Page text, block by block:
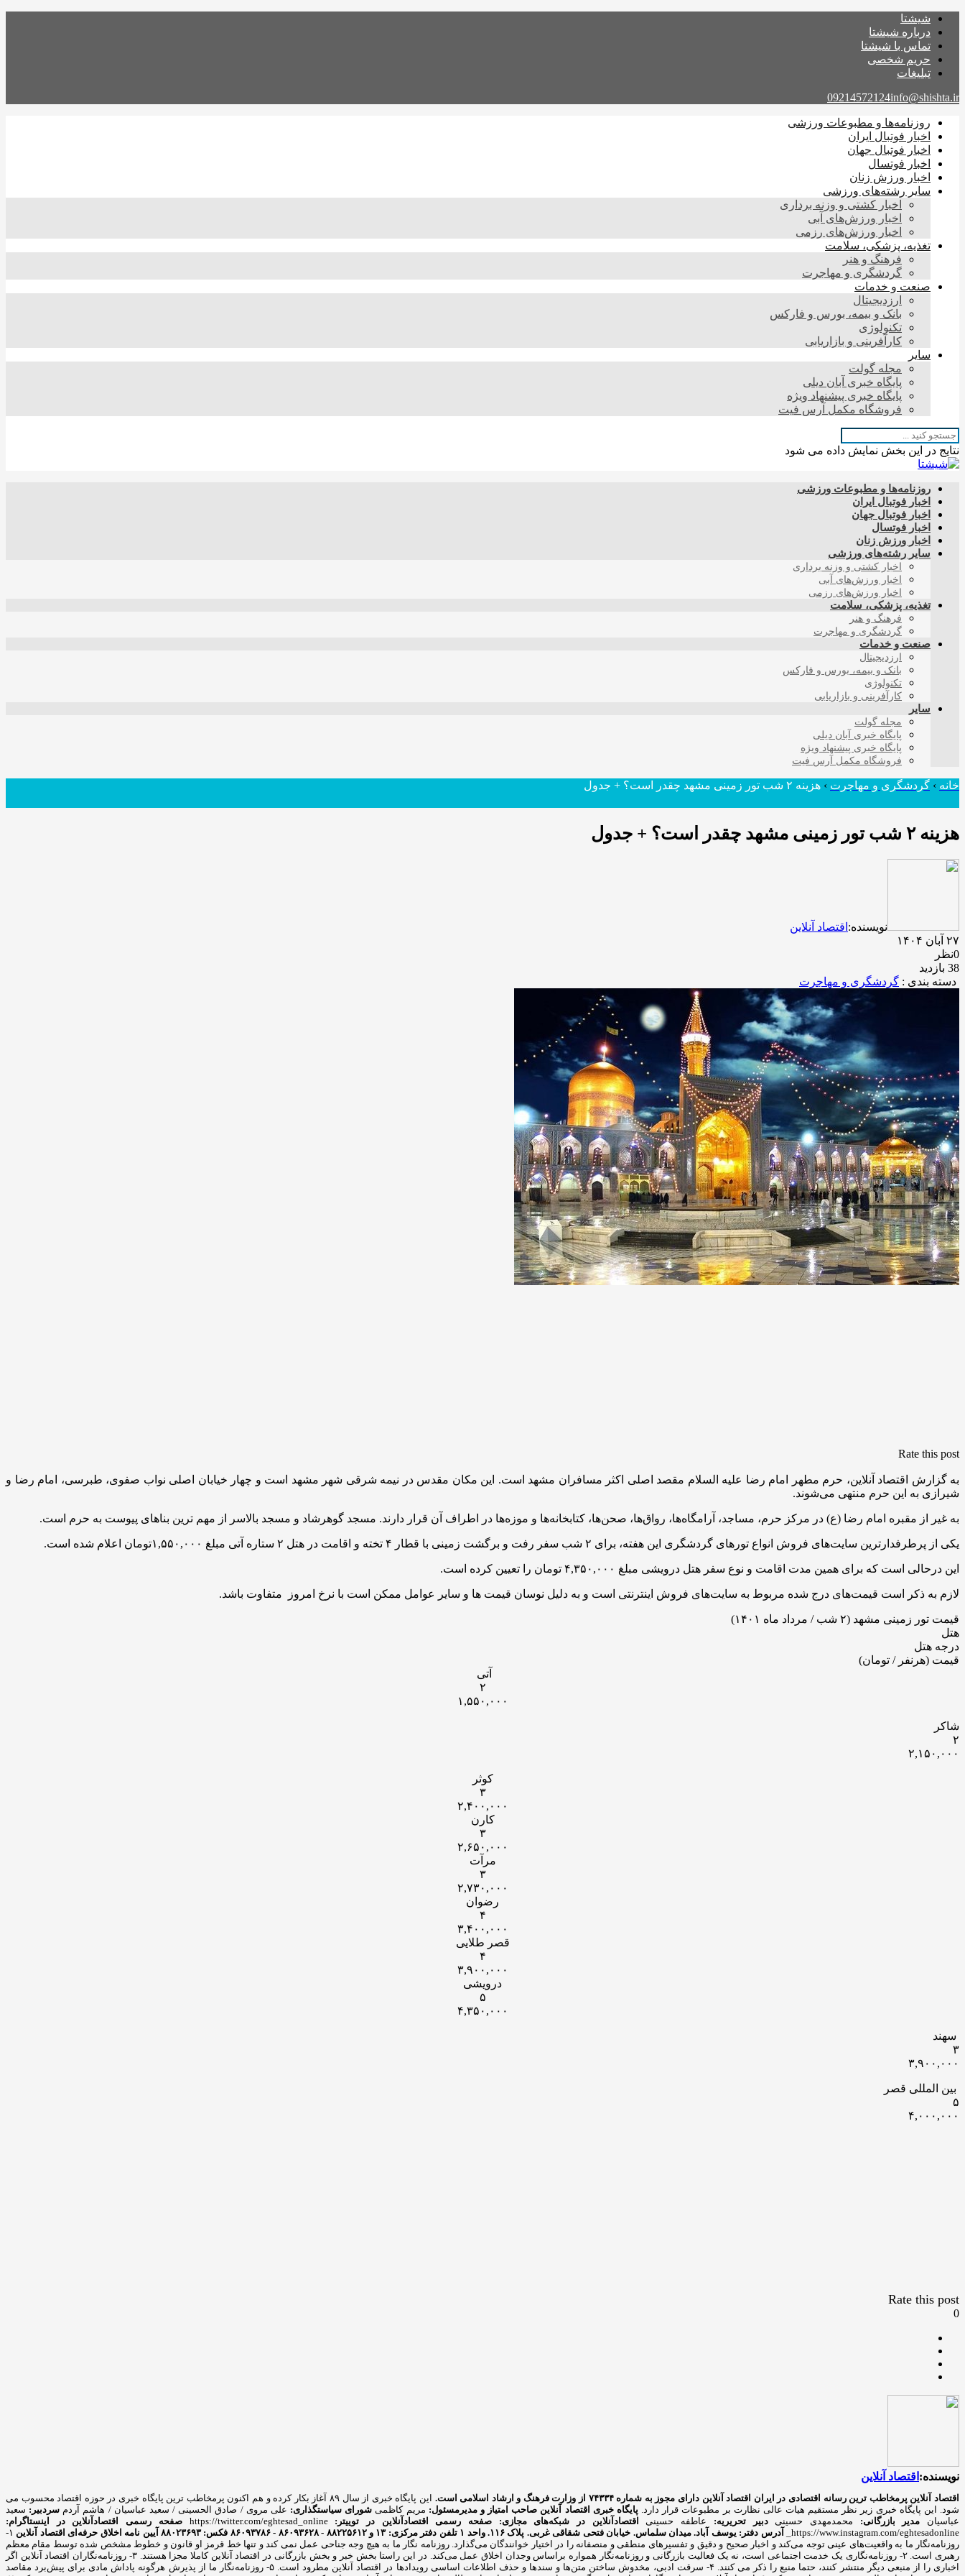
شیشتا
درباره شیشتا
تماس با شیشتا
حریم شخصی
تبلیغات
09214572124info@shishta.ir
روزنامه‌ها و مطبوعات ورزشی
اخبار فوتبال ایران
اخبار فوتبال جهان
اخبار فوتسال
اخبار ورزش زنان
سایر رشته‌های ورزشی
اخبار کشتی و وزنه برداری
اخبار ورزش‌های آبی
اخبار ورزش‌های رزمی
تغذیه، پزشکی، سلامت
فرهنگ و هنر
گردشگری و مهاجرت
صنعت و خدمات
ارزدیجیتال
بانک و بیمه، بورس و فارکس
تکنولوژی
کارآفرینی و بازاریابی
سایر
مجله گولت
پایگاه خبری آبان دیلی
پایگاه خبری پیشنهاد ویژه
فروشگاه مکمل آرس فیت
نتایج در این بخش نمایش داده می شود
روزنامه‌ها و مطبوعات ورزشی
اخبار فوتبال ایران
اخبار فوتبال جهان
اخبار فوتسال
اخبار ورزش زنان
سایر رشته‌های ورزشی
اخبار کشتی و وزنه برداری
اخبار ورزش‌های آبی
اخبار ورزش‌های رزمی
تغذیه، پزشکی، سلامت
فرهنگ و هنر
گردشگری و مهاجرت
صنعت و خدمات
ارزدیجیتال
بانک و بیمه، بورس و فارکس
تکنولوژی
کارآفرینی و بازاریابی
سایر
مجله گولت
پایگاه خبری آبان دیلی
پایگاه خبری پیشنهاد ویژه
فروشگاه مکمل آرس فیت
خانه › گردشگری و مهاجرت › هزینه ۲ شب تور زمینی مشهد چقدر است؟ + جدول
هزینه ۲ شب تور زمینی مشهد چقدر است؟ + جدول
نویسنده: اقتصاد آنلاین
۲۷ آبان ۱۴۰۴
0نظر
38 بازدید
دسته بندی : گردشگری و مهاجرت
Rate this post
به گزارش اقتصاد آنلاین، حرم مطهر امام رضا علیه السلام مقصد اصلی اکثر مسافران مشهد است. این مکان مقدس در نیمه شرقی شهر مشهد است و چهار خیابان اصلی نواب صفوی، طبرسی، امام رضا و
شیرازی به این حرم منتهی می‌شوند.
به غیر از مقبره امام رضا (ع) در مرکز حرم، مساجد، آرامگاه‌ها، رواق‌ها، صحن‌ها، کتابخانه‌ها و موزه‌ها در اطراف آن قرار دارند. مسجد گوهرشاد و مسجد بالاسر از مهم ترین بناهای پیوست به حرم است.
یکی از پرطرفدارترین سایت‌های فروش انواع تورهای گردشگری این هفته، برای ۲ شب سفر رفت و برگشت زمینی با قطار ۴ تخته و اقامت در هتل ۲ ستاره آتی مبلغ ۱,۵۵۰,۰۰۰تومان اعلام شده است.
این درحالی است که برای همین مدت اقامت و نوع سفر هتل درویشی مبلغ ۴,۳۵۰,۰۰۰ تومان را تعیین کرده است.
لازم به ذکر است قیمت‌های درج شده مربوط به سایت‌های فروش اینترنتی است و به دلیل نوسان قیمت ها و سایر عوامل ممکن است با نرخ امروز متفاوت باشد.
قیمت تور زمینی مشهد (۲ شب / مرداد ماه ۱۴۰۱)
هتل
درجه هتل
قیمت (هرنفر / تومان)
آتی
۲
۱,۵۵۰,۰۰۰
شاکر
۲
۲,۱۵۰,۰۰۰
کوثر
۳
۲,۴۰۰,۰۰۰
کارن
۳
۲,۶۵۰,۰۰۰
مرآت
۳
۲,۷۳۰,۰۰۰
رضوان
۴
۳,۴۰۰,۰۰۰
قصر طلایی
۴
۳,۹۰۰,۰۰۰
درویشی
۵
۴,۳۵۰,۰۰۰
سهند
۳
۳,۹۰۰,۰۰۰
بین المللی قصر
۵
۴,۰۰۰,۰۰۰
Rate this post
0
نویسنده: اقتصاد آنلاین
اقتصاد آنلاین پرمخاطب ترین رسانه اقتصادی در ایران اقتصاد آنلاین دارای مجوز به شماره ۷۴۳۳۴ از وزارت فرهنگ و ارشاد اسلامی است.
این پایگاه خبری از سال ۸۹ آغاز بکار کرده و هم اکنون پرمخاطب ترین پایگاه خبری در حوزه اقتصاد محسوب می
شود. این پایگاه خبری زیر نظر مستقیم هیات عالی نظارت بر مطبوعات قرار دارد. پایگاه خبری اقتصاد آنلاین صاحب امتیاز و مدیرمسئول: مریم کاظمی شورای سیاستگذاری: علی مروی / صادق الحسینی / سعید عباسیان / هاشم آردم سردبیر: سعید
عباسیان مدیر بازرگانی: محمدمهدی حسینیدبیر تحریریه: عاطفه حسینی اقتصادآنلاین در شبکه‌های مجازی: صفحه رسمی اقتصادآنلاین در توییتر:https://twitter.com/eghtesad_online
صفحه رسمی اقتصادآنلاین در اینستاگرام:
https://www.instagram.com/eghtesadonline_
آدرس دفتر: یوسف آباد. میدان سلماس. خیابان فتحی شقاقی غربی. پلاک ۱۱۶. واحد ۱ تلفن دفتر مرکزی: ۱۳ و ۸۸۲۲۵۶۱۲ - ۸۶۰۹۳۶۲۸ - ۸۶۰۹۳۷۸۶ فکس: ۸۸۰۲۳۶۹۳ آیین نامه اخلاق حرفه‌ای اقتصاد آنلاین
۱-
روزنامه‌نگار ما به واقعیت‌های عینی توجه می‌کند و اخبار صحیح و دقیق و تفسیرهای منطقی و منصفانه را در اختیار خوانندگان می‌گذارد. روزنامه نگار ما به هیچ وجه جناحی عمل نمی کند و تنها خط قرمز او قانون و خطوط مشخص شده توسط مقام معظم
رهبری است. ۲- روزنامه‌نگاری یک خدمت اجتماعی است، نه یک فعالیت بازرگانی و روزنامه‌نگار همواره براساس وجدان اخلاق عمل می‌کند. در این راستا بخش خبر و بخش بازرگانی در اقتصاد آنلاین کاملا مجزا هستند. ۳- روزنامه‌نگاران اقتصاد آنلاین اگر
اخباری را از منبعی دیگر منتشر کنند، حتما منبع را ذکر می کنند. ۴- سرقت ادبی، مخدوش ساختن متن‌ها و سندها و حذف اطلاعات اساسی رویدادها در اقتصاد آنلاین مطرود است. ۵- روزنامه‌نگار ما از پذیرش هرگونه پاداش مادی برای پیش‌برد مقاصد